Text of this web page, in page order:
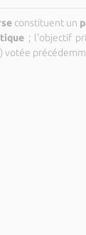
constituent un
; l'objectif